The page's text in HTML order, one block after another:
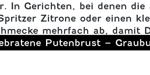
In Gerichten, bei denen
Zitrone oder einen
mehrfach ab, damit
Putenbrust –